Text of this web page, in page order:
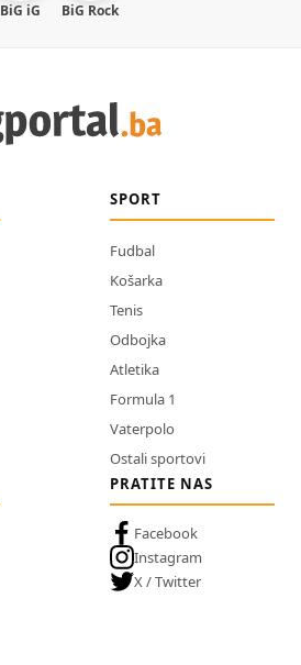
BiG iG BiG Rock
SPORT
Fudbal
Košarka
Tenis
Odbojka
Atletika
Formula 1
Vaterpolo
Ostali sportovi
PRATITE NAS
Facebook
Instagram
X / Twitter